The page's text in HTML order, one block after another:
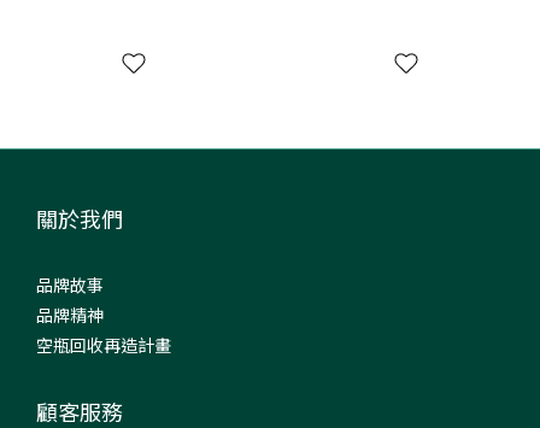
關於我們
品牌故事
品牌精神
空瓶回收再造計畫
顧客服務